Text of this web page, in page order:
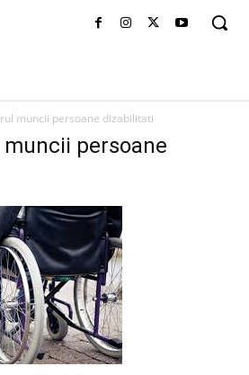
muncii persoane dizabilitati
persoane